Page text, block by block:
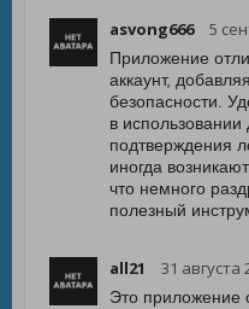
asvong666 5
Приложение
аккаунт,
безопасности.
в
подтверждения
иногда
что немного
полезный
all21 31 августа
Это приложение